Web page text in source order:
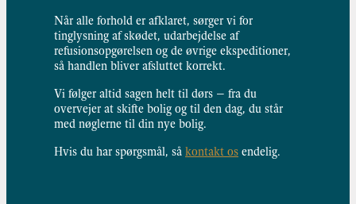
Når alle forhold er afklaret, sørger vi for
tinglysning af skødet, udarbejdelse af
refusionsopgørelsen og de øvrige ekspeditioner,
så handlen bliver afsluttet korrekt.
Vi følger altid sagen helt til dørs – fra du
overvejer at skifte bolig og til den dag, du står
med nøglerne til din nye bolig.
Hvis du har spørgsmål, så kontakt os endelig.